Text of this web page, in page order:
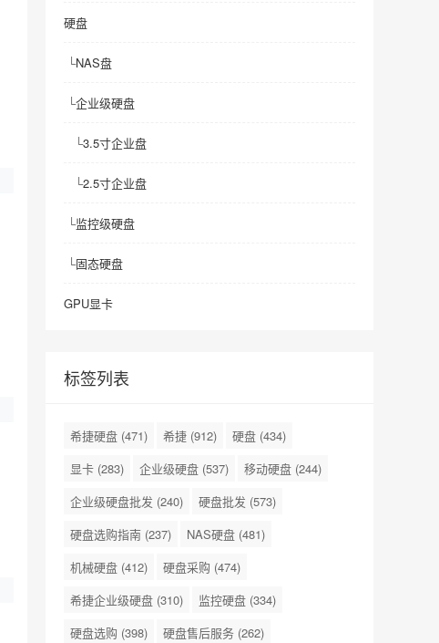
硬盘
└NAS盘
└企业级硬盘
└3.5寸企业盘
└2.5寸企业盘
└监控级硬盘
└固态硬盘
GPU显卡
标签列表
希捷硬盘 (471) 希捷 (912) 硬盘 (434)
显卡 (283) 企业级硬盘 (537) 移动硬盘 (244)
企业级硬盘批发 (240) 硬盘批发 (573)
硬盘选购指南 (237) NAS硬盘 (481)
机械硬盘 (412) 硬盘采购 (474)
希捷企业级硬盘 (310) 监控硬盘 (334)
硬盘选购 (398) 硬盘售后服务 (262)